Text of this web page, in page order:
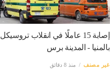
إصابة 15 عاملًا في انقلاب تروسيكل
بالمنيا - المدينة برس
غير مصنف منذ 8 دقائق